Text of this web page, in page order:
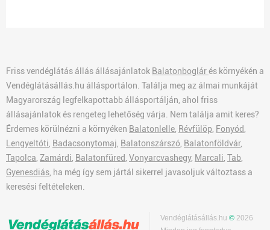
Friss vendéglátás állás állásajánlatok Balatonboglárés környékén a
Vendéglátásállás.hu állásportálon. Találja meg az álmai munkáját
Magyarország legfelkapottabb állásportálján, ahol friss
állásajánlatok és rengeteg lehetőség várja. Nem találja amit keres?
Érdemes körülnézni a környéken Balatonlelle Révfülöp Fonyód
Lengyeltóti Badacsonytomaj Balatonszárszó Balatonföldvár,
Tapolca Zamárdi Balatonfüred Vonyarcvashegy, Marcali Tab
Gyenesdiás , ha még így sem jártál sikerrel javasoljuk változtass a
keresési feltételeken.
Vendéglátásállás.hu© 2026